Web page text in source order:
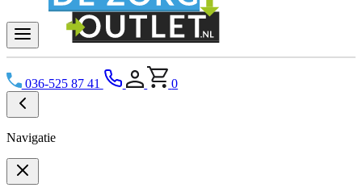
036-525 87 41 0
Navigatie